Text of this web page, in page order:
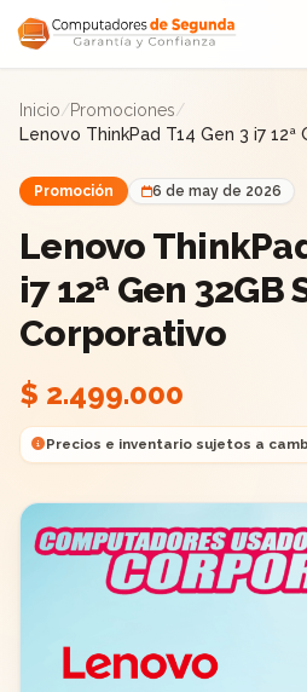
Saltar al contenido
Inicio/Promociones/
Lenovo ThinkPad T14 Gen 3 i7 12ª
Promoción 6 de may de 2026
Lenovo
i7 12ª Gen 32GB
Corporativo
$ 2.499.000
Precios e inventario sujetos a